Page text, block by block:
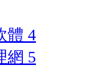
體 4
網 5